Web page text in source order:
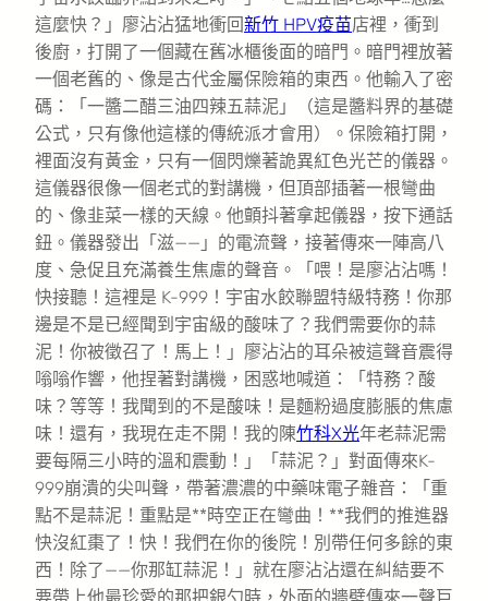
這麼快？」廖沾沾猛地衝回新竹 HPV疫苗店裡，衝到
後廚，打開了一個藏在舊冰櫃後面的暗門。暗門裡放著
一個老舊的、像是古代金屬保險箱的東西。他輸入了密
碼：「一醬二醋三油四辣五蒜泥」（這是醬料界的基礎
公式，只有像他這樣的傳統派才會用）。保險箱打開，
裡面沒有黃金，只有一個閃爍著詭異紅色光芒的儀器。
這儀器很像一個老式的對講機，但頂部插著一根彎曲
的、像韭菜一樣的天線。他顫抖著拿起儀器，按下通話
鈕。儀器發出「滋——」的電流聲，接著傳來一陣高八
度、急促且充滿養生焦慮的聲音。「喂！是廖沾沾嗎！
快接聽！這裡是 K-999！宇宙水餃聯盟特級特務！你那
邊是不是已經聞到宇宙級的酸味了？我們需要你的蒜
泥！你被徵召了！馬上！」廖沾沾的耳朵被這聲音震得
嗡嗡作響，他捏著對講機，困惑地喊道：「特務？酸
味？等等！我聞到的不是酸味！是麵粉過度膨脹的焦慮
味！還有，我現在走不開！我的陳竹科X光年老蒜泥需
要每隔三小時的溫和震動！」「蒜泥？」對面傳來K-
999崩潰的尖叫聲，帶著濃濃的中藥味電子雜音：「重
點不是蒜泥！重點是**時空正在彎曲！**我們的推進器
快沒紅棗了！快！我們在你的後院！別帶任何多餘的東
西！除了——你那缸蒜泥！」就在廖沾沾還在糾結要不